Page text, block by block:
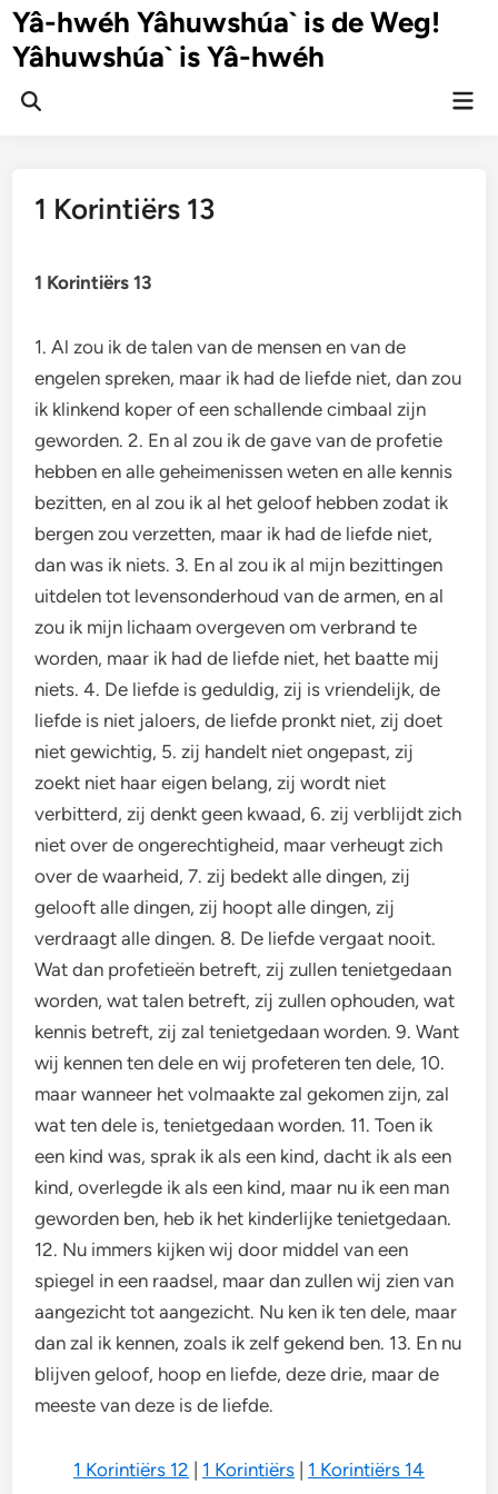
Ga
naar
inhoud
Yâ-hwéh Yâhuwshúa` is de Weg!
Yâhuwshúa` is Yâ-hwéh
Zoeken
1 Korintiërs 13
1 Korintiërs 13
1. Al zou ik de talen van de mensen en van de
engelen spreken, maar ik had de liefde niet, dan zou
ik klinkend koper of een schallende cimbaal zijn
geworden. 2. En al zou ik de gave van de profetie
hebben en alle geheimenissen weten en alle kennis
bezitten, en al zou ik al het geloof hebben zodat ik
bergen zou verzetten, maar ik had de liefde niet,
dan was ik niets. 3. En al zou ik al mijn bezittingen
uitdelen tot levensonderhoud van de armen, en al
zou ik mijn lichaam overgeven om verbrand te
worden, maar ik had de liefde niet, het baatte mij
niets. 4. De liefde is geduldig, zij is vriendelijk, de
liefde is niet jaloers, de liefde pronkt niet, zij doet
niet gewichtig, 5. zij handelt niet ongepast, zij
zoekt niet haar eigen belang, zij wordt niet
verbitterd, zij denkt geen kwaad, 6. zij verblijdt zich
niet over de ongerechtigheid, maar verheugt zich
over de waarheid, 7. zij bedekt alle dingen, zij
gelooft alle dingen, zij hoopt alle dingen, zij
verdraagt alle dingen. 8. De liefde vergaat nooit.
Wat dan profetieën betreft, zij zullen tenietgedaan
worden, wat talen betreft, zij zullen ophouden, wat
kennis betreft, zij zal tenietgedaan worden. 9. Want
wij kennen ten dele en wij profeteren ten dele, 10.
maar wanneer het volmaakte zal gekomen zijn, zal
wat ten dele is, tenietgedaan worden. 11. Toen ik
een kind was, sprak ik als een kind, dacht ik als een
kind, overlegde ik als een kind, maar nu ik een man
geworden ben, heb ik het kinderlijke tenietgedaan.
12. Nu immers kijken wij door middel van een
spiegel in een raadsel, maar dan zullen wij zien van
aangezicht tot aangezicht. Nu ken ik ten dele, maar
dan zal ik kennen, zoals ik zelf gekend ben. 13. En nu
blijven geloof, hoop en liefde, deze drie, maar de
meeste van deze is de liefde.
1 Korintiërs 12 1 Korintiërs 1 Korintiërs 14